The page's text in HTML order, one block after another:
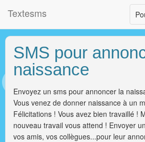
Textesms
SMS pour
naissance
Envoyez un sms pour annoncer la
Vous venez de donner naissance à un
Félicitations ! Vous avez bien travaillé !
nouveau travail vous attend ! Envoyer
vos amis, vos collègues...pour leur